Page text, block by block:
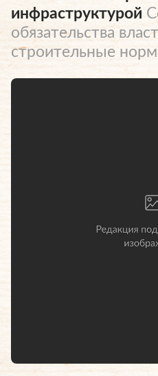
инфраструктурой
обязательства
строительные